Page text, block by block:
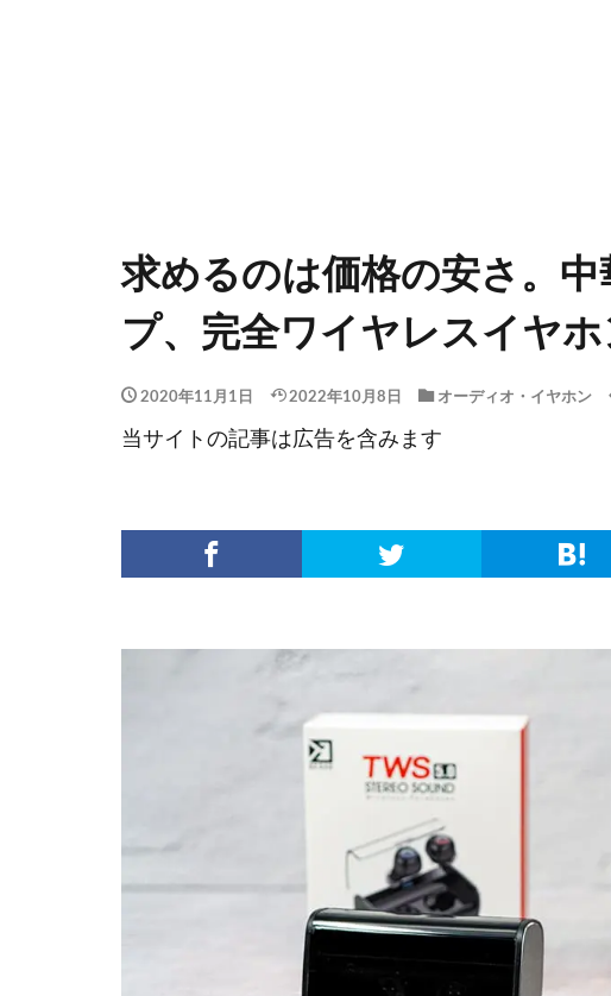
求めるのは価格の安さ。
プ、完全ワイヤレスイヤホ
2020年11月1日 2022年10月8日 オーディオ・イヤホン
当サイトの記事は広告を含みます